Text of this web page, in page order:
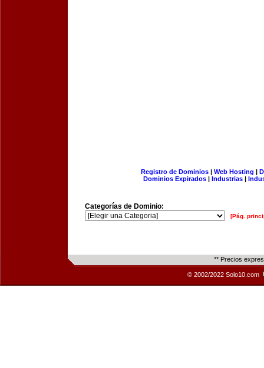
Registro de Dominios| Web Hosting |
Dominios Expirados | Industrias |
Categorías de Dominio:
[Pág.
** Precios
© 2002/2022 Solo10.com